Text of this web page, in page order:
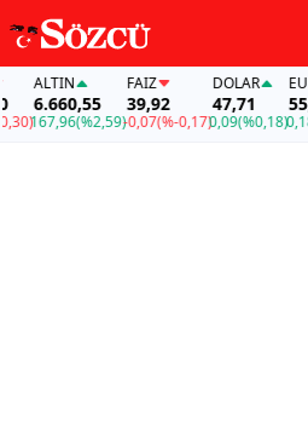
ALTIN
6.660,55
167,96(%2,59)
FAİZ
39,92
-0,07(%-0,17)
DOLAR
47,71
0,09(%0,18)
EURO
55,19
0,18